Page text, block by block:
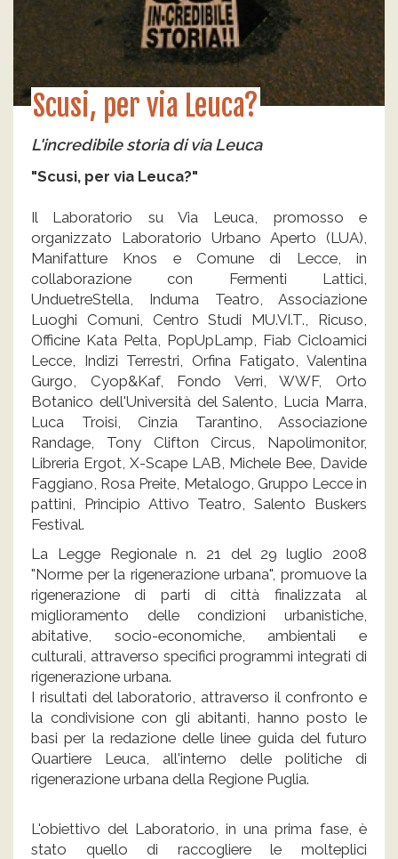
Scusi, per via Leuca?
L'incredibile storia di via Leuca
"Scusi, per via Leuca?"
Il Laboratorio su Via Leuca, promosso e
organizzato Laboratorio Urbano Aperto (LUA),
Manifatture Knos e Comune di Lecce, in
collaborazione con Fermenti Lattici,
UnduetreStella, Induma Teatro, Associazione
Luoghi Comuni, Centro Studi MU.VI.T., Ricuso,
Officine Kata Pelta, PopUpLamp, Fiab Cicloamici
Lecce, Indizi Terrestri, Orfina Fatigato, Valentina
Gurgo, Cyop&Kaf, Fondo Verri, WWF, Orto
Botanico dell'Università del Salento, Lucia Marra,
Luca Troisi, Cinzia Tarantino, Associazione
Randage, Tony Clifton Circus, Napolimonitor,
Libreria Ergot, X-Scape LAB, Michele Bee, Davide
Faggiano, Rosa Preite, Metalogo, Gruppo Lecce in
pattini, Principio Attivo Teatro, Salento Buskers
Festival.
La Legge Regionale n. 21 del 29 luglio 2008
"Norme per la rigenerazione urbana", promuove la
rigenerazione di parti di città finalizzata al
miglioramento delle condizioni urbanistiche,
abitative, socio-economiche, ambientali e
culturali, attraverso specifici programmi integrati di
rigenerazione urbana.
I risultati del laboratorio, attraverso il confronto e
la condivisione con gli abitanti, hanno posto le
basi per la redazione delle linee guida del futuro
Quartiere Leuca, all'interno delle politiche di
rigenerazione urbana della Regione Puglia.
L'obiettivo del Laboratorio, in una prima fase, è
stato quello di raccogliere le molteplici